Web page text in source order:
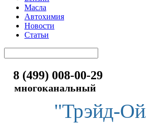
Масла
Автохимия
Новости
Статьи
8 (499) 008-00-29
многоканальный
"Трэйд-